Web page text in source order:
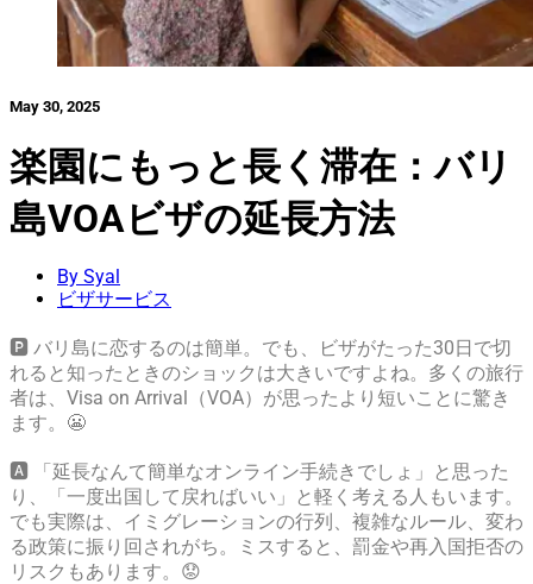
May 30, 2025
楽園にもっと長く滞在：バリ
島VOAビザの延長方法
By Syal
ビザサービス
🅿️ バリ島に恋するのは簡単。でも、ビザがたった30日で切
れると知ったときのショックは大きいですよね。多くの旅行
者は、Visa on Arrival（VOA）が思ったより短いことに驚き
ます。😬
🅰️ 「延長なんて簡単なオンライン手続きでしょ」と思った
り、「一度出国して戻ればいい」と軽く考える人もいます。
でも実際は、イミグレーションの行列、複雑なルール、変わ
る政策に振り回されがち。ミスすると、罰金や再入国拒否の
リスクもあります。😟